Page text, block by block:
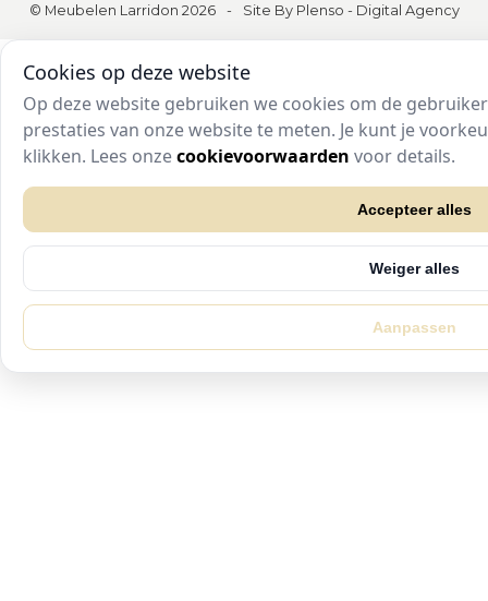
© Meubelen Larridon 2026 - Site By Plenso - Digital Agency
Cookies op deze website
Op deze website gebruiken we cookies om de
prestaties van onze website te meten. Je kunt je
klikken. Lees onzecookievoorwaarden voor details.
Accepteer alles
Weiger alles
Aanpassen